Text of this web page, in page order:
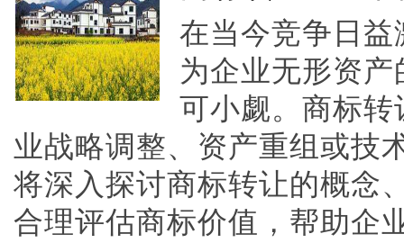
在当今竞争日
为企业无形资
可小觑。商标
业战略调整、资产重组或技
将深入探讨商标转让的概念
合理评估商标价值，帮助企